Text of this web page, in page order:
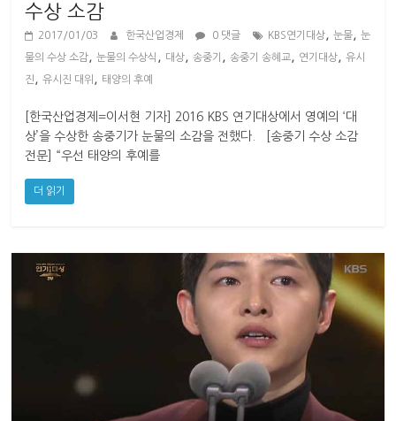
수상 소감
2017/01/03 한국산업경제 0 댓글 KBS연기대상 ,눈물 ,눈
물의 수상 소감 ,눈물의 수상식 대상 ,송중기 ,송중기 송혜교 연기대상 ,유시
진 ,유시진 대위 태양의 후예
[한국산업경제=이서현 기자] 2016 KBS 연기대상에서 영예의 ‘대
상’을 수상한 송중기가 눈물의 소감을 전했다. [송중기 수상 소감
전문] “우선 태양의 후예를
더 읽기